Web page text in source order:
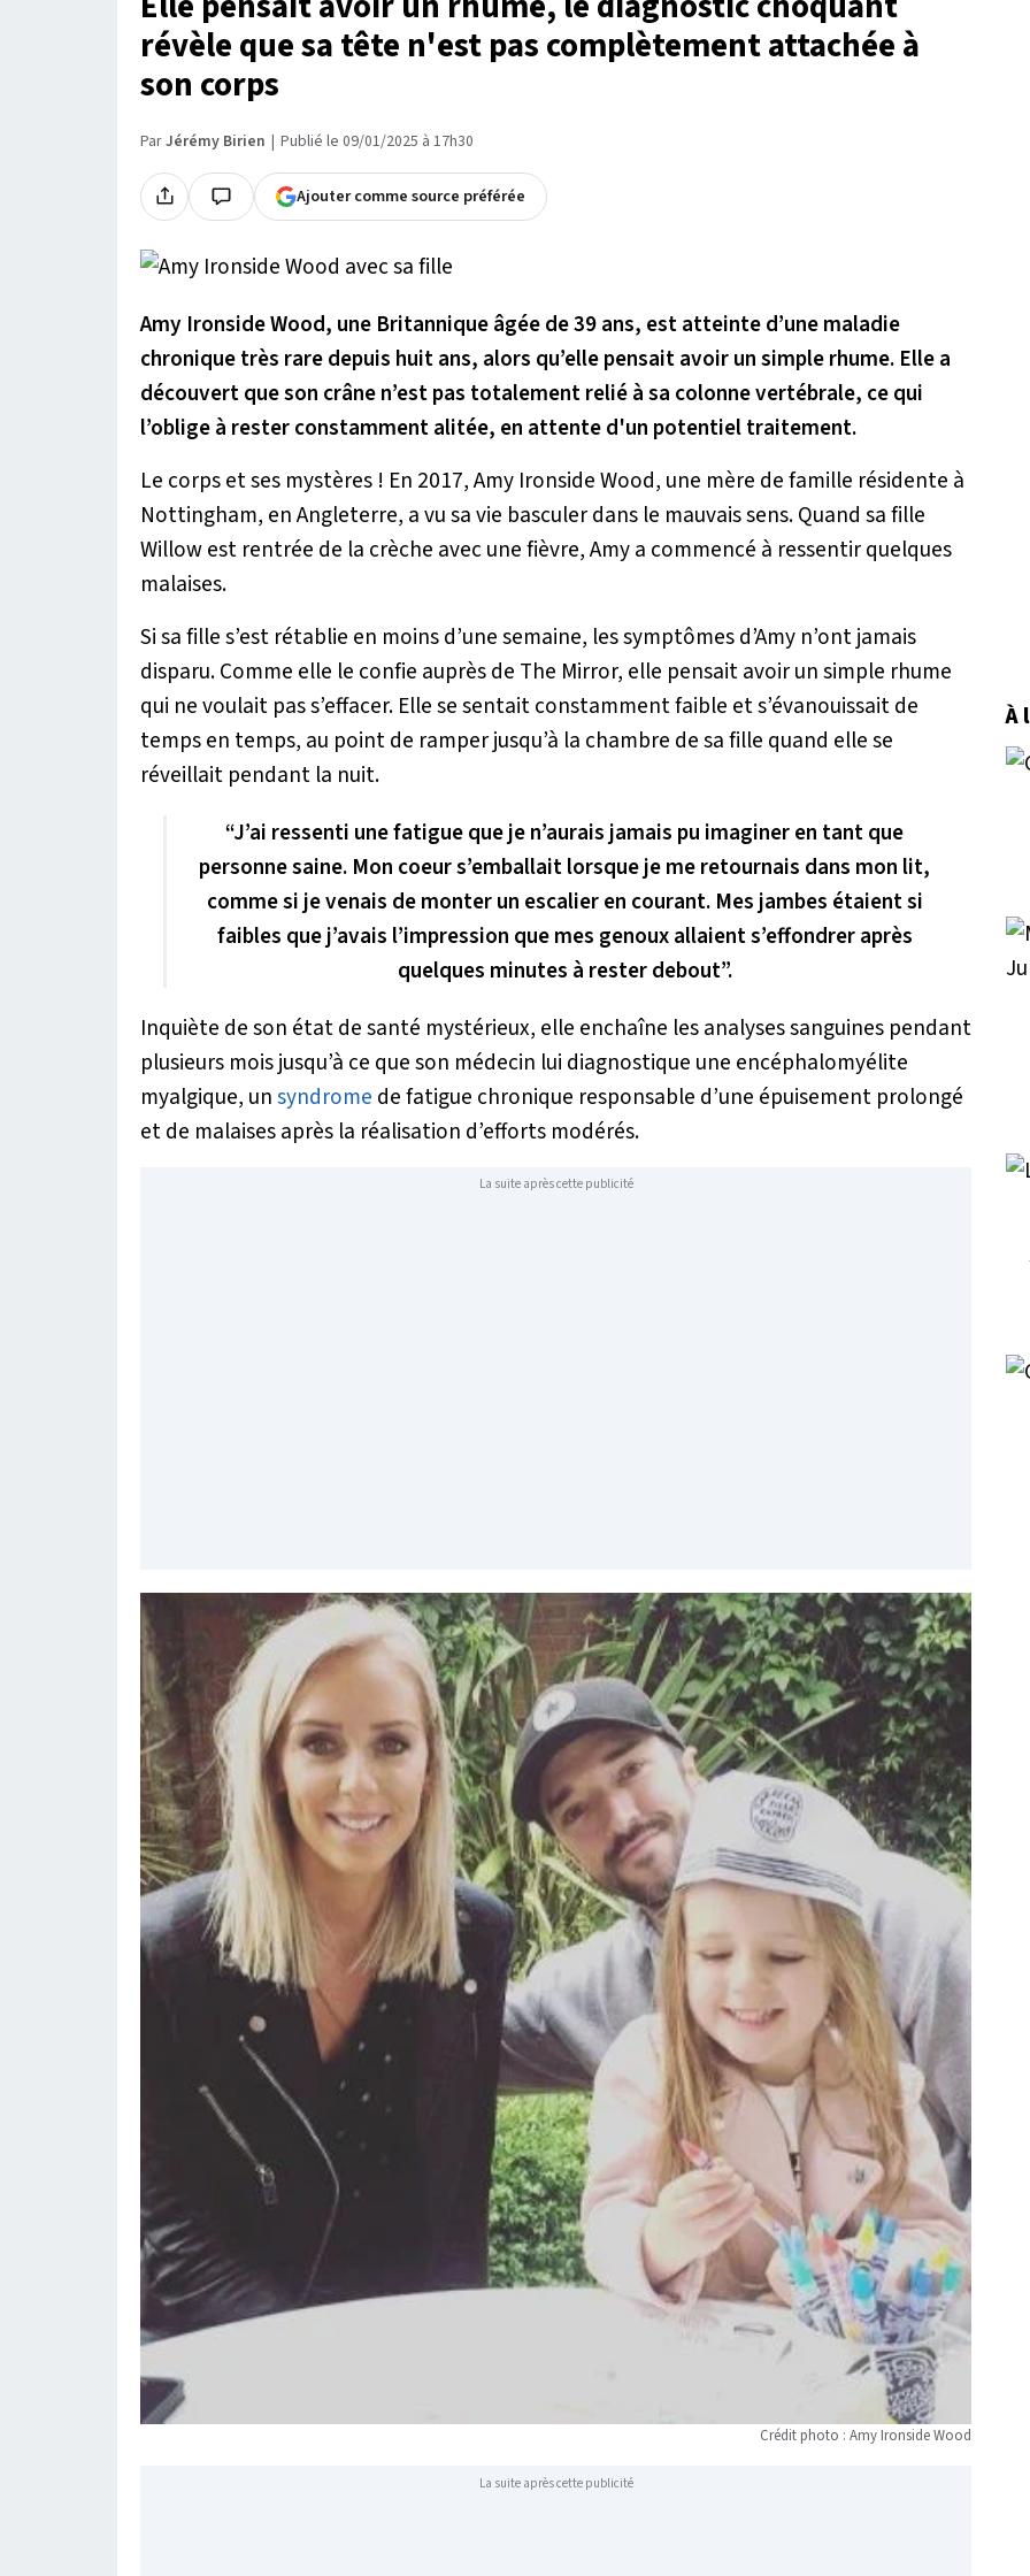
révèle que sa tête n'est pas complètement attachée à
son corps
ParJérémy Birien Publié le 09/01/2025 à 17h30
Ajouter comme source préférée
Amy Ironside Wood, une Britannique âgée de 39 ans, est atteinte d’une maladie
chronique très rare depuis huit ans, alors qu’elle pensait avoir un simple rhume. Elle a
découvert que son crâne n’est pas totalement relié à sa colonne vertébrale, ce qui
l’oblige à rester constamment alitée, en attente d'un potentiel traitement.
Le corps et ses mystères ! En 2017, Amy Ironside Wood, une mère de famille résidente à
Nottingham, en Angleterre, a vu sa vie basculer dans le mauvais sens. Quand sa fille
Willow est rentrée de la crèche avec une fièvre, Amy a commencé à ressentir quelques
malaises.
Si sa fille s’est rétablie en moins d’une semaine, les symptômes d’Amy n’ont jamais
disparu. Comme elle le confie auprès de The Mirror, elle pensait avoir un simple rhume
qui ne voulait pas s’effacer. Elle se sentait constamment faible et s’évanouissait de
temps en temps, au point de ramper jusqu’à la chambre de sa fille quand elle se
réveillait pendant la nuit.
“J’ai ressenti une fatigue que je n’aurais jamais pu imaginer en tant que
personne saine. Mon coeur s’emballait lorsque je me retournais dans mon lit,
comme si je venais de monter un escalier en courant. Mes jambes étaient si
faibles que j’avais l’impression que mes genoux allaient s’effondrer après
quelques minutes à rester debout”.
Inquiète de son état de santé mystérieux, elle enchaîne les analyses sanguines pendant
plusieurs mois jusqu’à ce que son médecin lui diagnostique une encéphalomyélite
myalgique, unsyndrome de fatigue chronique responsable d’une épuisement prolongé
et de malaises après la réalisation d’efforts modérés.
La suite après cette publicité
Crédit photo : Amy Ironside Wood
La suite après cette publicité
À